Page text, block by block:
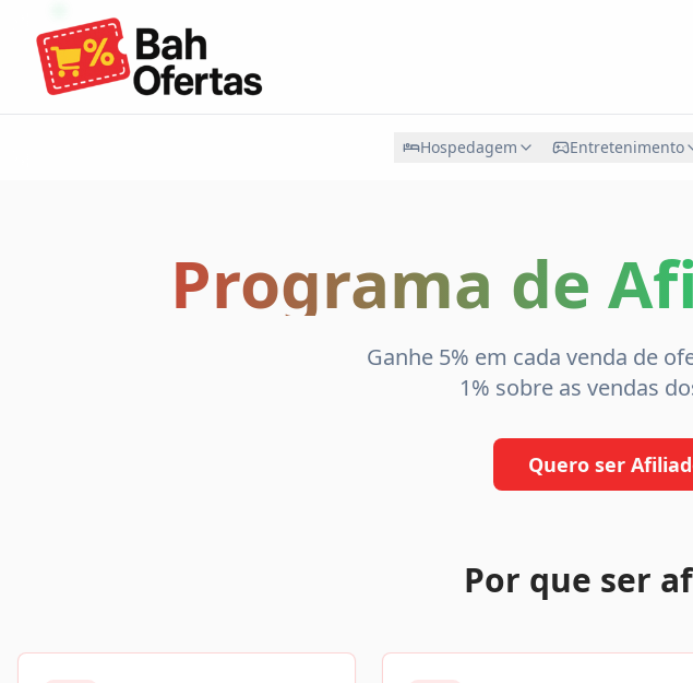
Hospedagem Entretenimento
Programa de
Ganhe 5% em cada venda de
1% sobre as vendas
Quero ser
Por que ser